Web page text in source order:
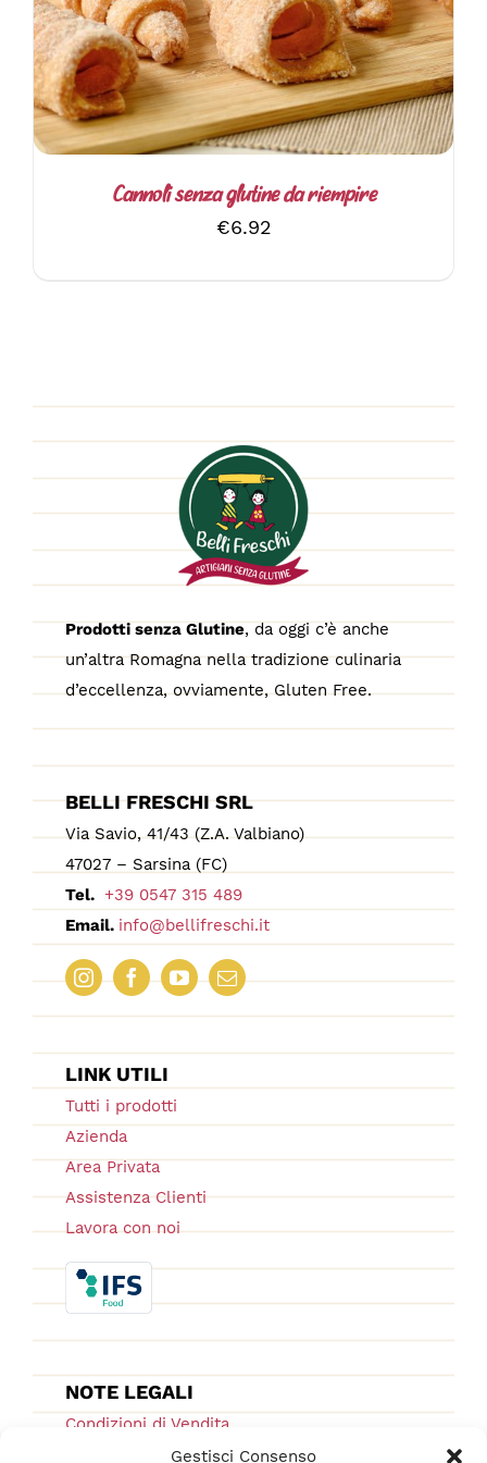
Gestisci Consenso
Cannoli senza glutine da riempire
€6.92
Prodotti senza Glutine, da oggi c’è anche
un’altra Romagna nella tradizione culinaria
d’eccellenza, ovviamente, Gluten Free.
BELLI FRESCHI SRL
Via Savio, 41/43 (Z.A. Valbiano)
47027 – Sarsina (FC)
Tel. +39 0547 315 489
Email. info@bellifreschi.it
LINK UTILI
Tutti i prodotti
Azienda
Area Privata
Assistenza Clienti
Lavora con noi
NOTE LEGALI
Condizioni di Vendita
Ordini e Spedizioni